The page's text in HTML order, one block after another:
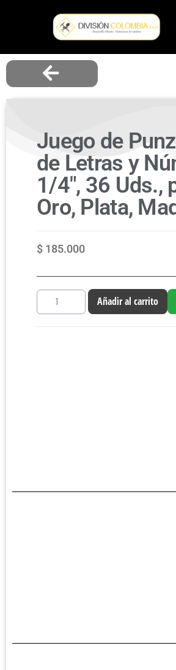
Juego de
de Letras y
1/4″, 36 Uds.,
Oro, Plata,
$ 185.000
Añadir al carrito